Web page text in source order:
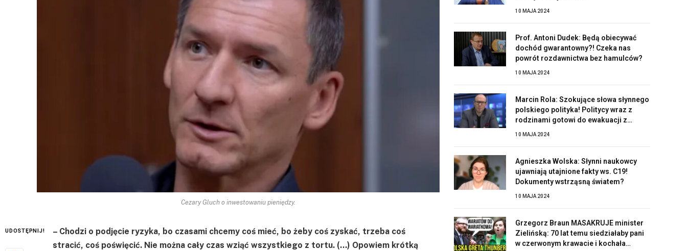
Cezary Gluch o inwestowaniu pieniędzy.
UDOSTĘPNIJ!
– Chodzi o podjęcie ryzyka, bo czasami chcemy coś mieć, bo żeby coś zyskać, trzeba coś
stracić, coś poświęcić. Nie można cały czas wziąć wszystkiego z tortu. (…) Opowiem krótką
10 MAJA 2024
Prof. Antoni Dudek: Będą obiecywać
dochód gwarantowny?! Czeka nas
powrót rozdawnictwa bez hamulców?
10 MAJA 2024
Marcin Rola: Szokujące słowa słynnego
polskiego polityka! Politycy wraz z
rodzinami gotowi do ewakuacji z
10 MAJA 2024
Agnieszka Wolska: Słynni naukowcy
ujawniają utajnione fakty ws. C19!
Dokumenty wstrząsną światem?
10 MAJA 2024
Grzegorz Braun MASAKRUJE minister
Zielińską: 70 lat temu siedziałaby pani
w czerwonym krawacie i kochała